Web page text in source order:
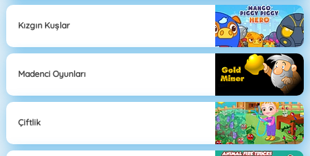
Kızgın Kuşlar
Madenci Oyunları
Çiftlik